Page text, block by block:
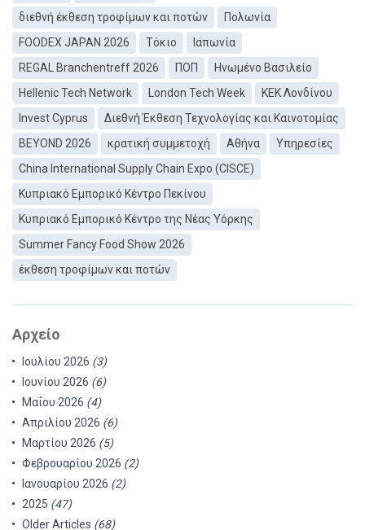
διεθνή έκθεση τροφίμων και ποτών
Πολωνία
FOODEX JAPAN 2026
Τόκιο
Ιαπωνία
REGAL Branchentreff 2026
ΠΟΠ
Ηνωμένο Βασιλείο
Hellenic Tech Network
London Tech Week
ΚEΚ Λονδίνου
Invest Cyprus
Διεθνή Έκθεση Τεχνολογίας και Καινοτομίας
BEYOND 2026
κρατική συμμετοχή Αθήνα
Υπηρεσίες
China International Supply Chain Expo (CISCE)
Κυπριακό Εμπορικό Κέντρο Πεκίνου
Κυπριακό Εμπορικό Κέντρο της Νέας Υόρκης
Summer Fancy Food Show 2026
έκθεση τροφίμων και ποτών
Αρχείο
Ιουλίου 2026 (3)
Ιουνίου 2026 (6)
Μαΐου 2026 (4)
Απριλίου 2026 (6)
Μαρτίου 2026 (5)
Φεβρουαρίου 2026 (2)
Ιανουαρίου 2026 (2)
2025 (47)
Older Articles (68)